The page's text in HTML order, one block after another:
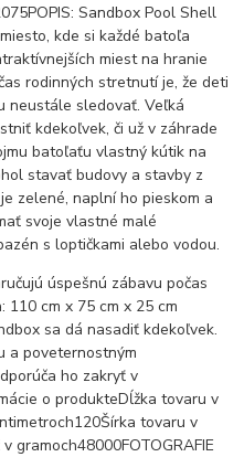
Sandbox Pool Shell
kde si každé batoľa
miest na hranie
rodinných stretnutí je, že deti
neustále sledovať. Veľká
kdekoľvek, či už v záhrade
batoľaťu vlastný kútik na
stavať budovy a stavby z
zelené, naplní ho pieskom a
svoje vlastné malé
s loptičkami alebo vodou.
úspešnú zábavu počas
110 cm x 75 cm x 25 cm
sa dá nasadiť kdekoľvek.
a poveternostným
ho zakryť v
o produkteDĺžka tovaru v
tovaru v
gramoch48000FOTOGRAFIE